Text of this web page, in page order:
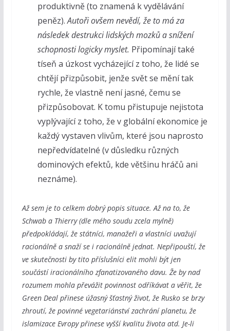
produktivně (to znamená k vydělávání
peněz).Autoři ovšem nevědí, že to má za
následek destrukci lidských mozků a snížení
schopnosti logicky myslet. Připomínají také
tíseň a úzkost vycházející z toho, že lidé se
chtějí přizpůsobit, jenže svět se mění tak
rychle, že vlastně není jasné, čemu se
přizpůsobovat. K tomu přistupuje nejistota
vyplývající z toho, že v globální ekonomice je
každý vystaven vlivům, které jsou naprosto
nepředvídatelné (v důsledku různých
dominových efektů, kde většinu hráčů ani
neznáme).
Až sem je to celkem dobrý popis situace. Až na to, že
Schwab a Thierry (dle mého soudu zcela mylně)
předpokládají, že státníci, manažeři a vlastníci uvažují
racionálně a snaží se i racionálně jednat. Nepřipouští, že
ve skutečnosti by tito příslušníci elit mohli být jen
součástí iracionálního zfanatizovaného davu. Že by nad
rozumem mohla převážit povinnost odříkávat a věřit, že
Green Deal přinese úžasný šťastný život, že Rusko se brzy
zhroutí, že povinné vegetariánství zachrání planetu, že
islamizace Evropy přinese vyšší kvalitu života atd. Je-li